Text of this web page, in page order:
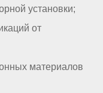
установки;
от
материалов